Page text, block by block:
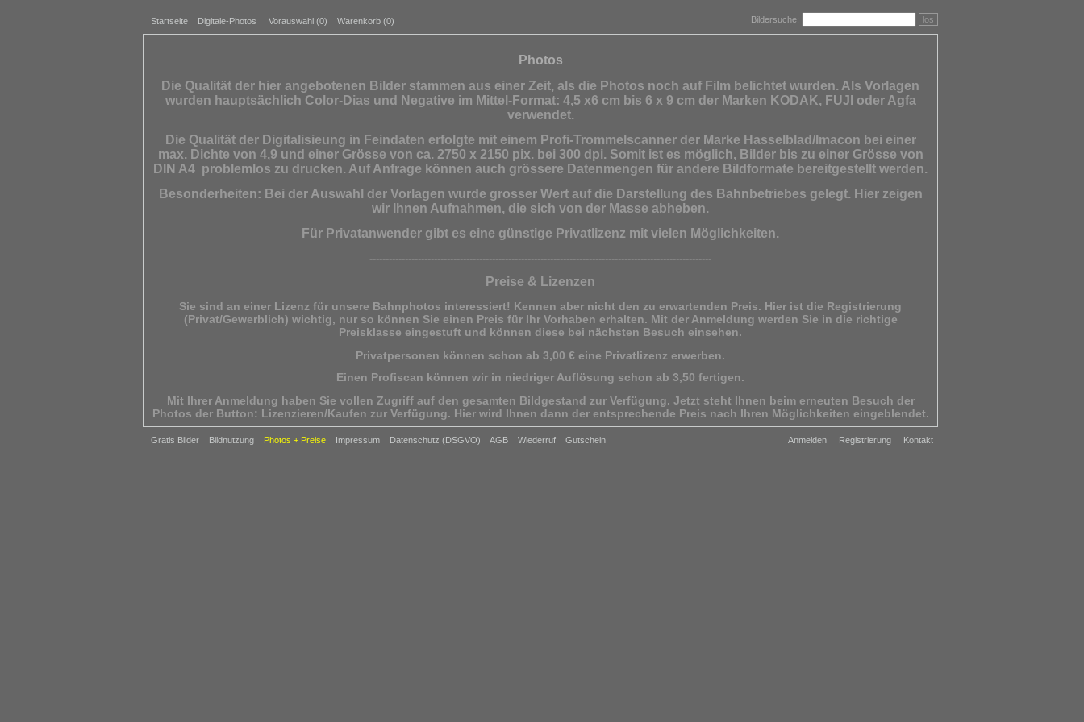
Startseite Digitale-Photos Vorauswahl (0) Warenkorb (0) Bildersuche: los
Gratis Bilder Bildnutzung Photos + Preise Impressum Datenschutz (DSGVO) AGB Wiederruf Gutschein Anmelden Registrierung Kontakt
Photos
Die Qualität der hier angebotenen Bilder stammen aus einer Zeit, als die Photos noch auf Film belichtet wurden. Als Vorlagen
wurden hauptsächlich Color-Dias und Negative im Mittel-Format: 4,5 x6 cm bis 6 x 9 cm der Marken KODAK, FUJI oder Agfa
verwendet.
Die Qualität der Digitalisieung in Feindaten erfolgte mit einem Profi-Trommelscannerder Marke Hasselblad/Imacon bei einer
max. Dichte von 4,9 und einer Grösse von ca. 2750 x 2150 pix. bei 300 dpi. Somit ist es möglich, Bilder bis zu einer Grösse von
DIN A4 problemlos zu drucken. Auf Anfrage können auch grössere Datenmengen für andere Bildformate bereitgestellt werden.
Besonderheiten: Bei der Auswahl der Vorlagen wurde grosser Wert auf die Darstellung des Bahnbetriebes gelegt. Hier zeigen
wir Ihnen Aufnahmen, die sich von der Masse abheben.
Für Privatanwender gibt es eine günstige Privatlizenz mit vielen Möglichkeiten.
----------------------------------------------------------------------------------------------------------
Preise & Lizenzen
Sie sind an einer Lizenz für unsere Bahnphotos interessiert! Kennen aber nicht den zu erwartenden Preis. Hier ist die Registrierung
(Privat/Gewerblich) wichtig, nur so können Sie einen Preis für Ihr Vorhaben erhalten. Mit der Anmeldung werden Sie in die richtige
Preisklasse eingestuft und können diese bei nächsten Besuch einsehen.
Privatpersonen können schon ab 3,00 € eine Privatlizenz erwerben.
Einen Profiscan können wir in niedriger Auflösung schon ab 3,50 fertigen.
Mit Ihrer Anmeldung haben Sie vollen Zugriff auf den gesamten Bildgestand zur Verfügung. Jetzt steht Ihnen beim erneuten Besuch der
Photos der Button: Lizenzieren/Kaufen zur Verfügung. Hier wird Ihnen dann der entsprechende Preis nach Ihren Möglichkeiten eingeblendet.
Sollten Sie eine andere Verwendung anstreben, als die Vorgegebene, bitten wir um die Kontaktaufnahme mit uns.